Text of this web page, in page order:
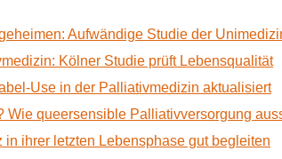
Aufwändige Studie der
Kölner Studie prüft Lebensqualität
Use in der Palliativmedizin aktualisiert
Wie queersensible Palliativversorgung
ihrer letzten Lebensphase gut begleiten